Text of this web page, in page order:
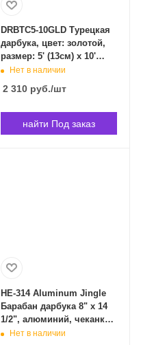
DRBTC5-10GLD Турецкая
дарбука, цвет: золотой,
размер: 5' (13см) x 10'
(24см). YUKA DRBTC5-
Нет в наличии
2 310руб./шт
найти Под заказ
HE-314 Aluminum Jingle
Барабан дарбука 8" x 14
1/2", алюминий, чеканка,
Meinl HE-314 в
Нет в наличии